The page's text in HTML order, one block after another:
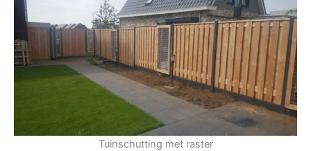
Tuinschutting met raster